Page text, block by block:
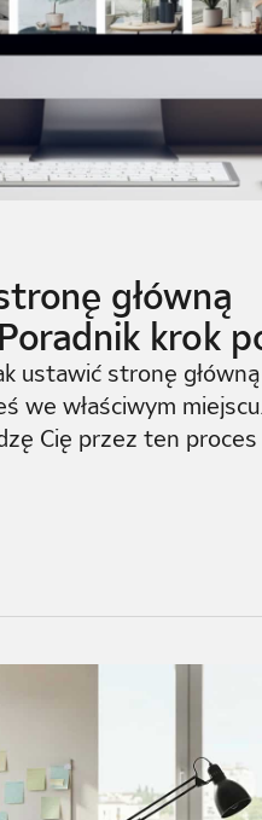
główną
krok
ustawić stronę
we właściwym
Cię przez ten